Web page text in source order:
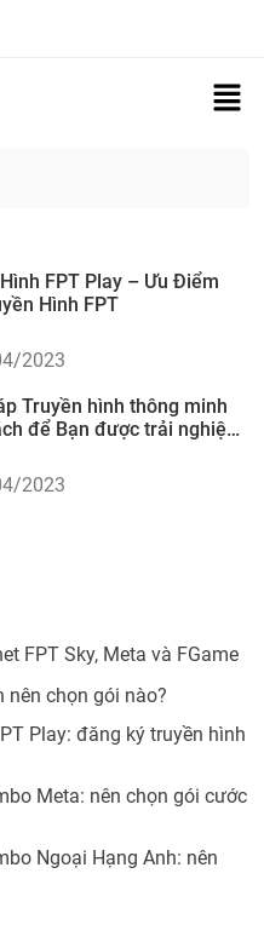
FPT Play – Ưu Điểm
Hình FPT
2023
Truyền hình thông minh
để Bạn được trải nghiệm
2023
FPT Sky, Meta và FGame
nên chọn gói nào?
Play: đăng ký truyền hình
Meta: nên chọn gói cước
Ngoại Hạng Anh: nên